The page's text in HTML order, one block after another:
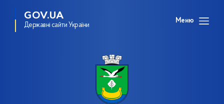
GOV.UA
Державні сайти України
Меню